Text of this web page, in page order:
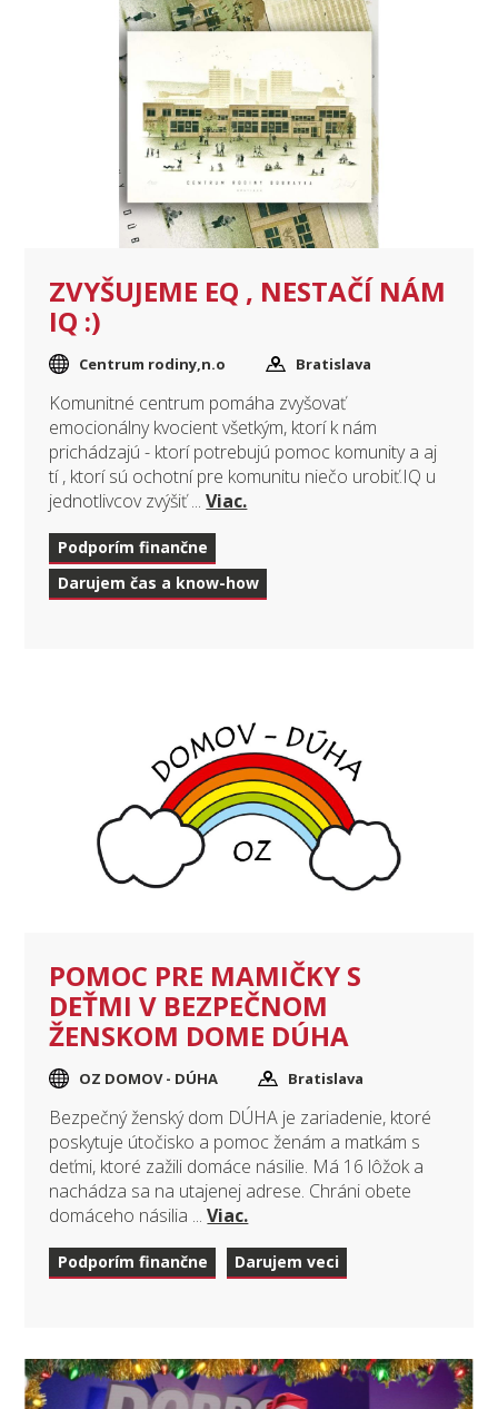
ZVYŠUJEME EQ , NESTAČÍ NÁM
IQ :)
Centrum rodiny,n.o Bratislava
Komunitné centrum pomáha zvyšovať
emocionálny kvocient všetkým, ktorí k nám
prichádzajú - ktorí potrebujú pomoc komunity a aj
tí , ktorí sú ochotní pre komunitu niečo urobiť.IQ u
jednotlivcov zvýšiť ...Viac.
Podporím finančne
Darujem čas a know-how
POMOC PRE MAMIČKY S
DEŤMI V BEZPEČNOM
ŽENSKOM DOME DÚHA
OZ DOMOV - DÚHA Bratislava
Bezpečný ženský dom DÚHA je zariadenie, ktoré
poskytuje útočisko a pomoc ženám a matkám s
deťmi, ktoré zažili domáce násilie. Má 16 lôžok a
nachádza sa na utajenej adrese. Chráni obete
domáceho násilia ...Viac.
Podporím finančne Darujem veci